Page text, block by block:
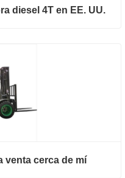
diesel 4T en EE. UU.
venta cerca de mí